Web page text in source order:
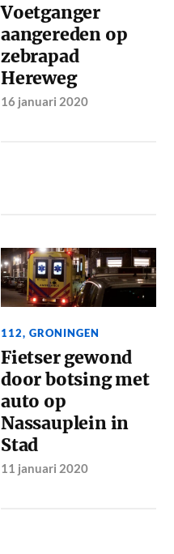
Voetganger
aangereden op
zebrapad
Hereweg
16 januari 2020
112,GRONINGEN
Fietser gewond
door botsing met
auto op
Nassauplein in
Stad
11 januari 2020